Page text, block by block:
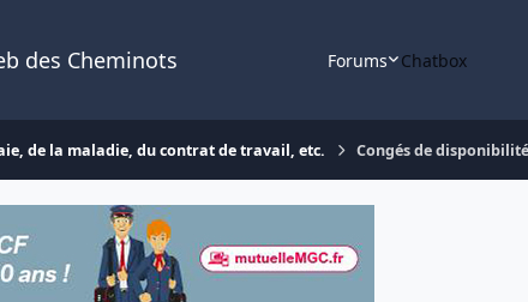
des Cheminots Forums Chatbox
de la maladie, du contrat de travail, etc. Congés de disponibilité